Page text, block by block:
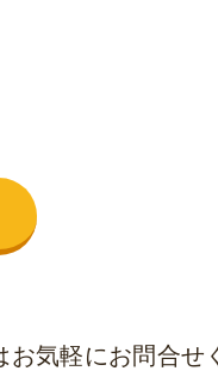
気軽にお問合せ